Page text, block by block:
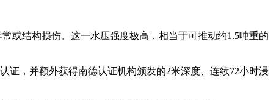
或结构损伤。这一水压强度极高，相当于可推动约1.5吨重的
证，并额外获得南德认证机构颁发的2米深度、连续72小时浸